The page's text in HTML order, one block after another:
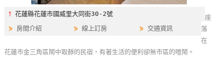
紅
⫯花蓮縣花蓮市國威里大同街30-2號
⋟ 房間介紹 ⋟線上訂房 ⋟ 交通資訊
座
落
在
花蓮市金三角區鬧中取靜的民宿，有著生活的便利卻無市區的喧鬧。